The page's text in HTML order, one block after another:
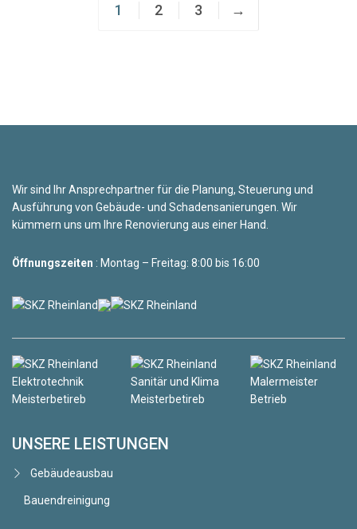
1 2 3 →
Wir sind Ihr Ansprechpartner für die Planung, Steuerung und
Ausführung von Gebäude- und Schadensanierungen. Wir
kümmern uns um Ihre Renovierung aus einer Hand.
Öffnungszeiten : Montag – Freitag: 8:00 bis 16:00
UNSERE LEISTUNGEN
Gebäudeausbau
Bauendreinigung